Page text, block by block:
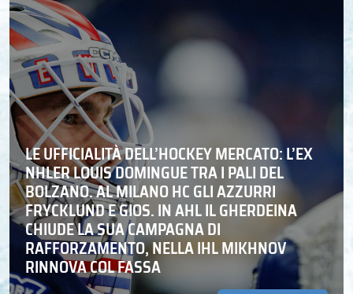
LE UFFICIALITÀ DELL’HOCKEY MERCATO: L’EX
NHLER LOUIS DOMINGUE TRA I PALI DEL
BOLZANO. AL MILANO HC GLI AZZURRI
FRYCKLUND E GIOS. IN AHL IL GHERDEINA
CHIUDE LA SUA CAMPAGNA DI
RAFFORZAMENTO, NELLA IHL MIKHNOV
RINNOVA COL FASSA